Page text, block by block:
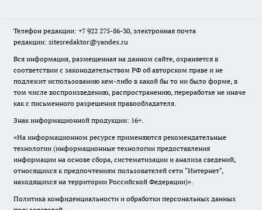
Телефон редакции: +7 922 275-86-30, электронная почта
редакции: sitesredaktor@yandex.ru
Вся информация, размещенная на данном сайте, охраняется в
соответствии с законодательством РФ об авторском праве и не
подлежит использованию кем-либо в какой бы то ни было форме, в
том числе воспроизведению, распространению, переработке не иначе
как с письменного разрешения правообладателя.
Знак информационной продукции: 16+.
«На информационном ресурсе применяются рекомендательные
технологии (информационные технологии предоставления
информации на основе сбора, систематизации и анализа сведений,
относящихся к предпочтениям пользователей сети "Интернет",
находящихся на территории Российской Федерации)».
Политика конфиденциальности и обработки персональных данных